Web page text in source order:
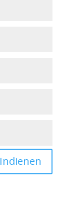
Indienen